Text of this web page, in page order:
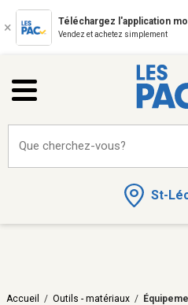
Téléchargez l'application
Vendez et achetez simplement
St-
Que cherchez-vous?
Accueil / Outils - matériaux /